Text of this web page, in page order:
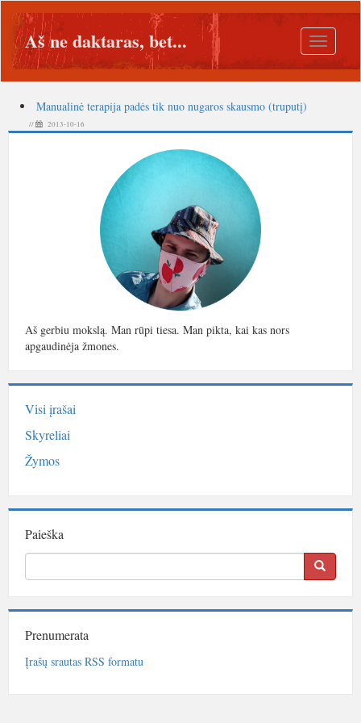
Toggle
Aš ne daktaras, bet...
Manualinė terapija padės tik nuo nugaros skausmo (truputį)
// 2013-10-16
Aš gerbiu mokslą. Man rūpi tiesa. Man pikta, kai kas nors
apgaudinėja žmones.
Visi įrašai
Skyreliai
Žymos
Paieška
Prenumerata
Įrašų srautas RSS formatu